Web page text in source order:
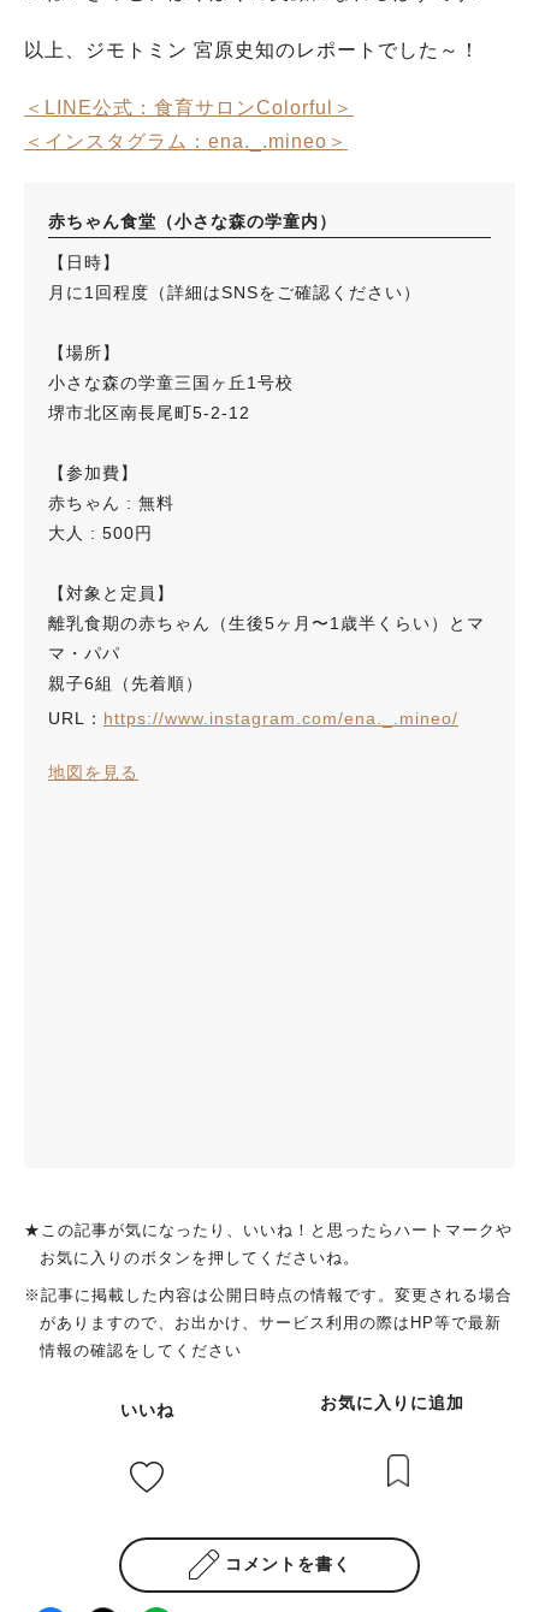
以上、ジモトミン 宮原史知のレポートでした～！
＜LINE公式：食育サロンColorful＞
＜インスタグラム：ena._.mineo＞
赤ちゃん食堂（小さな森の学童内）
【日時】
月に1回程度（詳細はSNSをご確認ください）
【場所】
小さな森の学童三国ヶ丘1号校
堺市北区南長尾町5-2-12
【参加費】
赤ちゃん : 無料
大人 : 500円
【対象と定員】
離乳食期の赤ちゃん（生後5ヶ月〜1歳半くらい）とマ
マ・パパ
親子6組（先着順）
URL： https://www.instagram.com/ena._.mineo/
地図を見る
★この記事が気になったり、いいね！と思ったらハートマークや
お気に入りのボタンを押してくださいね。
※記事に掲載した内容は公開日時点の情報です。変更される場合
がありますので、お出かけ、サービス利用の際はHP等で最新
情報の確認をしてください
いいね お気に入りに追加
コメントを書く